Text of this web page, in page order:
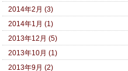
2014年2月 (3)
2014年1月 (1)
2013年12月 (5)
2013年10月 (1)
2013年9月 (2)